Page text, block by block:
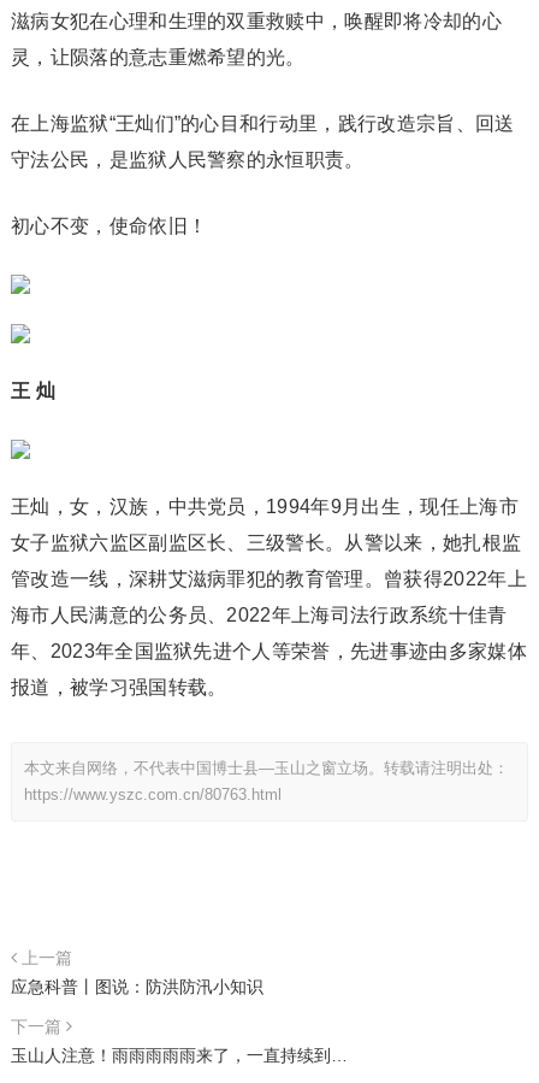
滋病女犯在心理和生理的双重救赎中，唤醒即将冷却的心
灵，让陨落的意志重燃希望的光。
在上海监狱“王灿们”的心目和行动里，践行改造宗旨、回送
守法公民，是监狱人民警察的永恒职责。
初心不变，使命依旧！
王 灿
王灿，女，汉族，中共党员，1994年9月出生，现任上海市
女子监狱六监区副监区长、三级警长。从警以来，她扎根监
管改造一线，深耕艾滋病罪犯的教育管理。曾获得2022年上
海市人民满意的公务员、2022年上海司法行政系统十佳青
年、2023年全国监狱先进个人等荣誉，先进事迹由多家媒体
报道，被学习强国转载。
本文来自网络，不代表中国博士县—玉山之窗立场。转载请注明出处：
https://www.yszc.com.cn/80763.html
上一篇
应急科普丨图说：防洪防汛小知识
下一篇
玉山人注意！雨雨雨雨雨来了，一直持续到…